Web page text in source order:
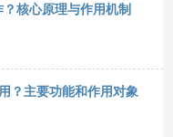
核心原理与作用机制
？主要功能和作用对象